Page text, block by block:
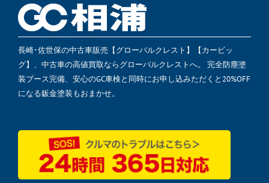
長崎･佐世保の中古車販売【グローバルクレスト】【カービッ
グ】、中古車の高値買取ならグローバルクレストへ。 完全防塵塗
装ブース完備、安心のGC車検と同時にお申し込みただくと20%OFF
になる鈑金塗装もおまかせ。